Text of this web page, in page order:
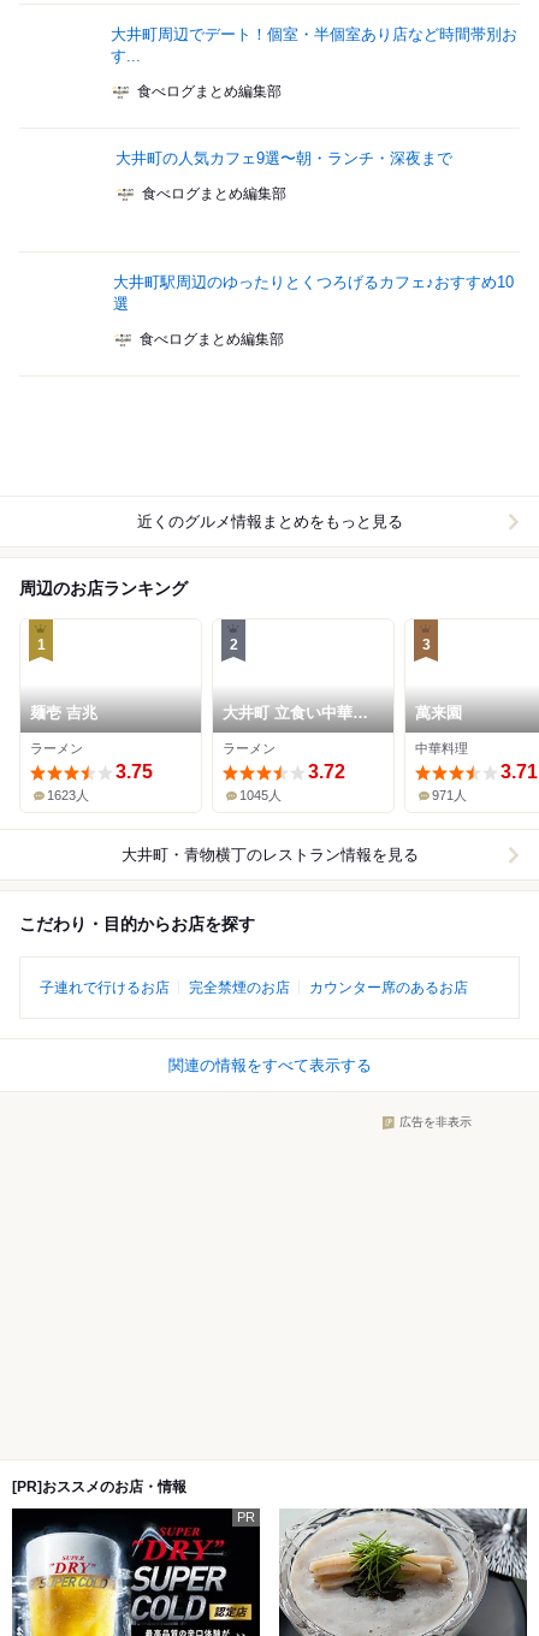
大井町周辺でデート！個室・半個室あり店など時間帯別お
す...
食べログまとめ編集部
大井町の人気カフェ9選〜朝・ランチ・深夜まで
食べログまとめ編集部
大井町駅周辺のゆったりとくつろげるカフェ♪おすすめ10
選
食べログまとめ編集部
近くのグルメ情報まとめをもっと見る
周辺のお店ランキング
1
麺壱 吉兆
ラーメン
3.75
1623人
2
大井町 立食い中華蕎
麦 いりこ屋
ラーメン
3.72
1045人
3
萬来園
中華料理
3.71
971人
大井町・青物横丁のレストラン情報を見る
こだわり・目的からお店を探す
子連れで行けるお店 完全禁煙のお店 カウンター席のあるお店
関連の情報をすべて表示する
広告を非表示
[PR]おススメのお店・情報
PR